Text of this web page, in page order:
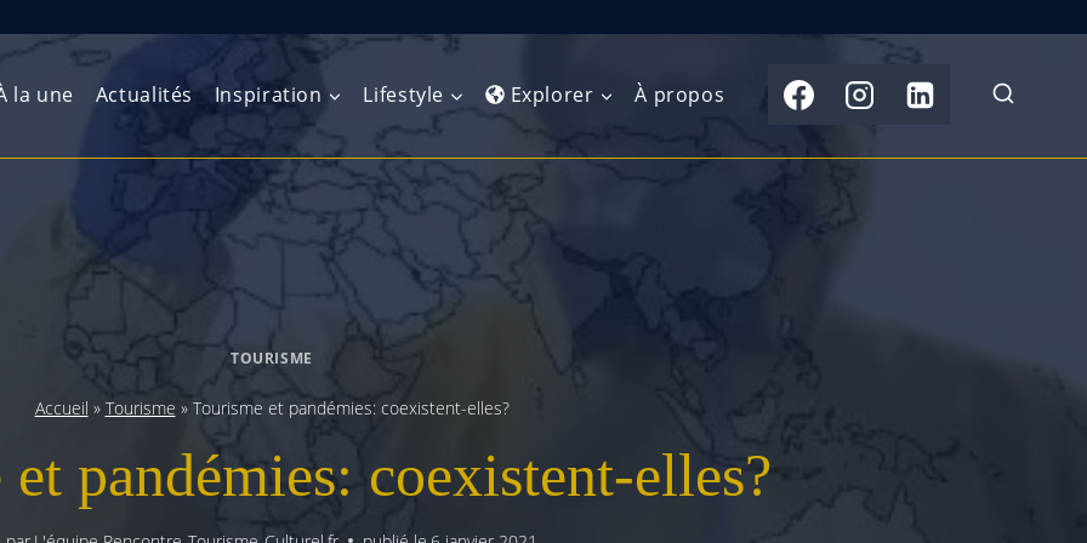
la une Actualités Inspiration Lifestyle Explorer
Europe centrale
Europe de l’Est
Amérique du Nord
Amérique centrale
Amérique du Sud
Afrique du Nord
Afrique australe
Asie centrale
Sous-continent
Asie du Sud-Est
Extrême-Orient
À propos
TOURISME
Accueil » Tourisme » Tourisme et pandémies: coexistent-elles?
pandémies: coexistent-elles?